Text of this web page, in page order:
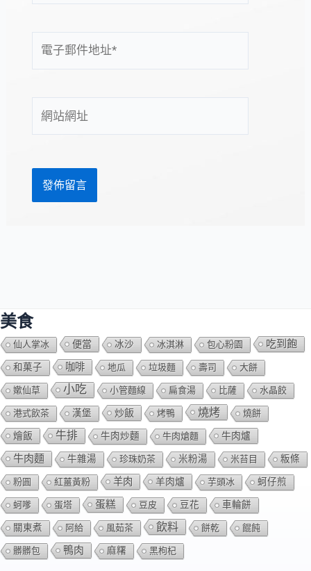
子
地
站
美食
仙人掌冰 便當 冰沙 冰淇淋 包心粉園 吃到飽
和菓子 咖啡 地瓜 垃圾麵 壽司 大餅
嫰仙草 小吃 小管麵線 扁食湯 比薩 水晶餃
港式飲茶 漢堡 炒飯 烤鴨 燒烤 燒餅
燴飯 牛排 牛肉炒麵 牛肉熗麵 牛肉爐
牛肉麵 牛雜湯 珍珠奶茶 米粉湯 米苔目 粄條
粉圓 紅薑黃粉 羊肉 羊肉爐 芋頭冰 蚵仔煎
蚵嗲 蛋塔 蛋糕 豆皮 豆花 車輪餅
關東煮 阿給 風茹茶 飲料 餅乾 餛飩
髒髒包 鴨肉 麻糬 黑枸杞